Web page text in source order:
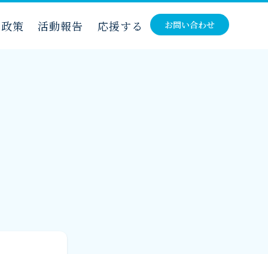
策 活動報告 応援する お問い合わせ